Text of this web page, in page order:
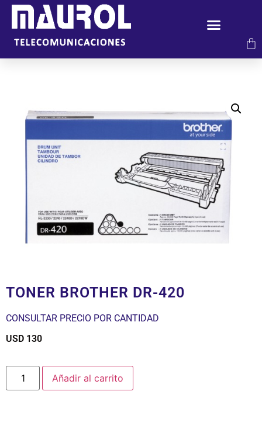
TONER BROTHER DR-420
CONSULTAR PRECIO POR CANTIDAD
USD 130
Añadir al carrito